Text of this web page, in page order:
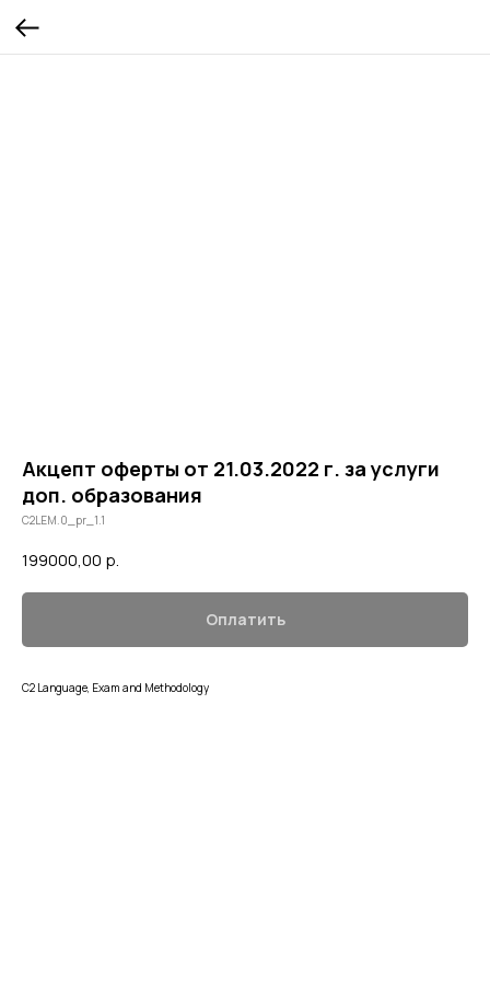
Акцепт оферты от 21.03.2022 г. за услуги
доп. образования
C2LEM.0_pr_1.1
199000,00 р.
Оплатить
C2 Language, Exam and Methodology